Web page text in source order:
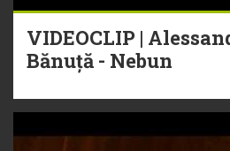
VIDEOCLIP |
Bănuță - Nebun